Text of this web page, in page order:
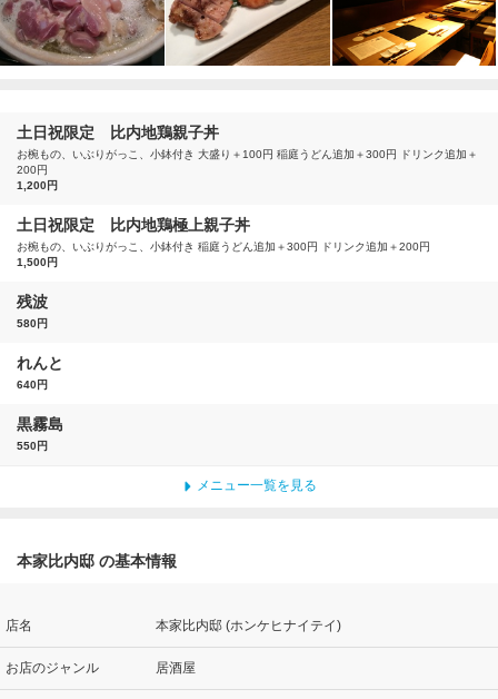
土日祝限定 比内地鶏親子丼
お椀もの、いぶりがっこ、小鉢付き 大盛り＋100円 稲庭うどん追加＋300円 ドリンク追加＋
200円
1,200円
土日祝限定 比内地鶏極上親子丼
お椀もの、いぶりがっこ、小鉢付き 稲庭うどん追加＋300円 ドリンク追加＋200円
1,500円
残波
580円
れんと
640円
黒霧島
550円
メニュー一覧を見る
本家比内邸 の基本情報
店名 本家比内邸 (ホンケヒナイテイ)
お店のジャンル 居酒屋